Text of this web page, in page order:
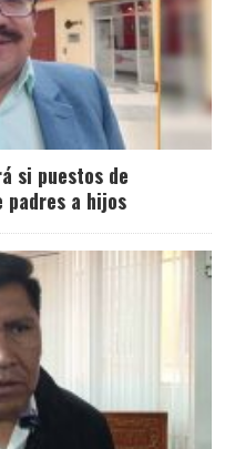
si puestos de
padres a hijos